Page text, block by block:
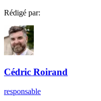
Rédigé par:
Cédric Roirand
responsable